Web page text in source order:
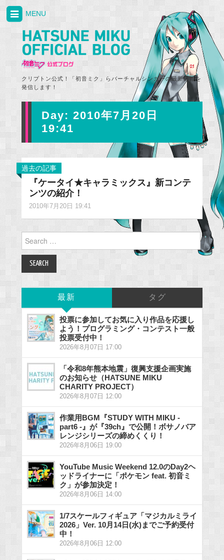
クリプトン公式！「初音ミク」らバーチャルシンガーの最新情報を
発信します！
MENU
Day: 2010年7月20日
19:41
過去の記事
『ケータイ★キャラミックス』新コンテ
ンツの紹介！
2010年7月20日 19:41
Search
for:
最新 タグ
投票に参加してお気に入り作品を応援し
よう！プログラミング・コンテスト一般
投票受付中！
2026年8月07日 17:00
「令和8年熊本地震」復興支援企画実施
のお知らせ（HATSUNE MIKU
CHARITY PROJECT）
2026年8月07日 12:00
作業用BGM『STUDY WITH MIKU -
part6 -』が『39ch』で公開！ボサノバア
レンジシリーズの締めくくり！
2026年8月06日 19:00
YouTube Music Weekend 12.0のDay2ヘ
ッドライナーに「ポケモン feat. 初音ミ
ク」が参加決定！
2026年8月06日 14:00
1/7スケールフィギュア「マジカルミライ
2026」Ver. 10月14日(水)までご予約受付
中！
2026年8月06日 12:00